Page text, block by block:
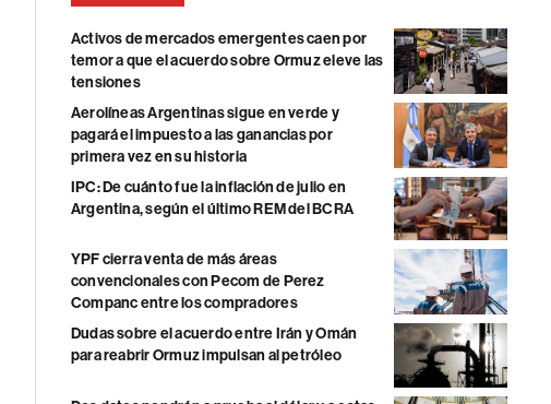
Activos de mercados emergentes caen por
temor a que el acuerdo sobre Ormuz eleve las
tensiones
Aerolíneas Argentinas sigue en verde y
pagará el impuesto a las ganancias por
primera vez en su historia
IPC: De cuánto fue la inflación de julio en
Argentina, según el último REM del BCRA
YPF cierra venta de más áreas
convencionales con Pecom de Perez
Companc entre los compradores
Dudas sobre el acuerdo entre Irán y Omán
para reabrir Ormuz impulsan al petróleo